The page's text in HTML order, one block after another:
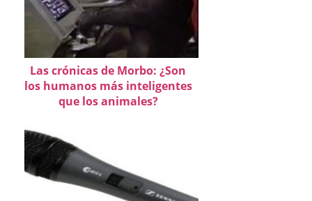
Las crónicas de Morbo: ¿Son
los humanos más inteligentes
que los animales?